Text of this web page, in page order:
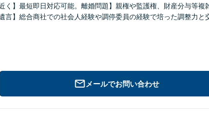
く】最短即日対応可能。離婚問題】親権や監護権、財産分与等複
言】総合商社での社会人経験や調停委員の経験で培った調整力と
メールでお問い合わせ